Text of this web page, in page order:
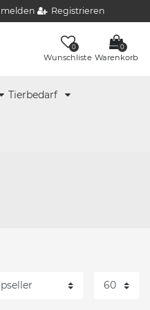
Registrieren
0
Wunschliste
0
Warenkorb
Tierbedarf